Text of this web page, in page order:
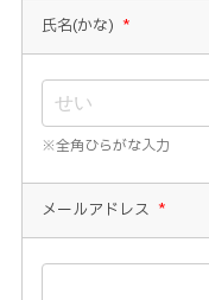
氏名(かな) *
※全角ひらがな入力
メールアドレス *